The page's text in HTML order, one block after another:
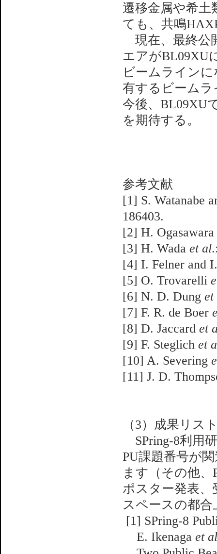
遷移金属や希土
ても、共鳴
現在、最終公
エアがBL09XU
ビームライン
有するビーム
今後、BL09XU
を期待する。
参考文献
[1] S. Watanabe
186403.
[2] H. Ogasawara
[3] H. Wada et al
[4] I. Felner and
[5] O. Trovarelli
[6] N. D. Dung et
[7] F. R. de Boer
[8] D. Jaccard et
[9] F. Steglich et
[10] A. Severing
[11] J. D.
（3）成果リス
SPring-8利用
PU課題番号が
ます（その他
ポスター発表
スペースの都
[1] SPring-8
E. Ikenaga et